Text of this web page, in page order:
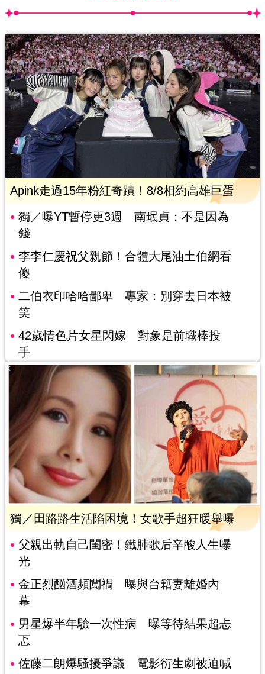
Apink走過15年粉紅奇蹟！8/8相約高雄巨蛋
獨／曝YT暫停更3週 南珉貞：不是因為
錢
李李仁慶祝父親節！合體大尾油土伯網看
傻
二伯衣印哈哈鄙卑 專家：別穿去日本被
笑
42歲情色片女星閃嫁 對象是前職棒投
手
獨／田路路生活陷困境！女歌手超狂暖舉曝
父親出軌自己閨密！鐵肺歌后辛酸人生曝
光
金正烈酗酒頻闖禍 曝與台籍妻離婚內
幕
男星爆半年驗一次性病 曝等待結果超忐
忑
佐藤二朗爆騷擾爭議 電影衍生劇被迫喊